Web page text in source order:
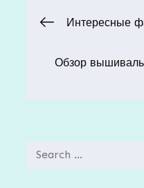
по
Интересные
Обзор
Search